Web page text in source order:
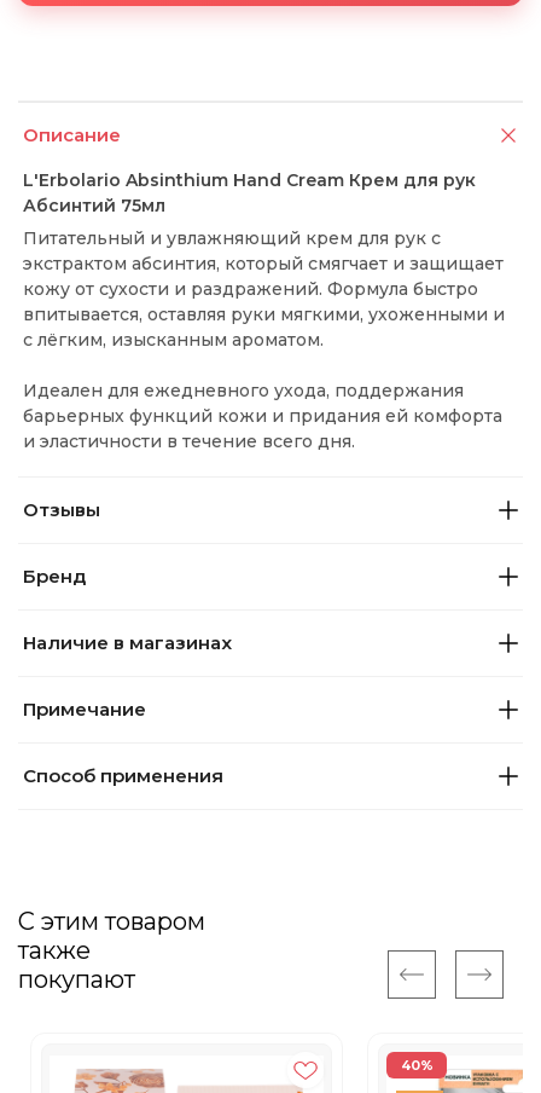
Описание
L'Erbolario Absinthium Hand Cream Крем для рук
Абсинтий 75мл
Питательный и увлажняющий крем для рук с
экстрактом абсинтия, который смягчает и защищает
кожу от сухости и раздражений. Формула быстро
впитывается, оставляя руки мягкими, ухоженными и
с лёгким, изысканным ароматом.
Идеален для ежедневного ухода, поддержания
барьерных функций кожи и придания ей комфорта
и эластичности в течение всего дня.
Отзывы
Бренд
Наличие в магазинах
Примечание
Способ применения
С этим товаром
также
покупают
40%